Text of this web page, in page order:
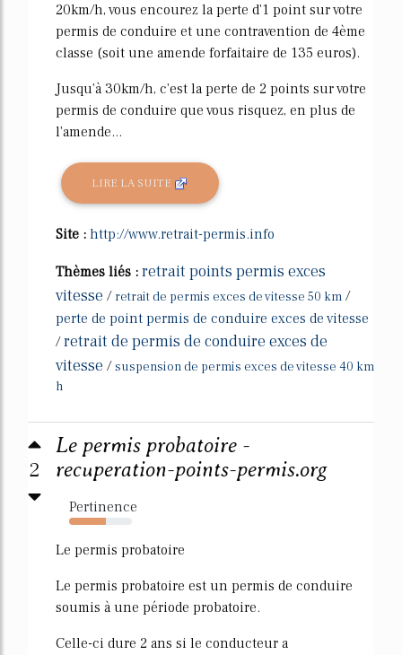
20km/h, vous encourez la perte d'1 point sur votre
permis de conduire et une contravention de 4ème
classe (soit une amende forfaitaire de 135 euros).
Jusqu'à 30km/h, c'est la perte de 2 points sur votre
permis de conduire que vous risquez, en plus de
l'amende...
LIRE LA SUITE
Site : http://www.retrait-permis.info
Thèmes liés : retrait points permis exces
vitesse / retrait de permis exces de vitesse 50 km /
perte de point permis de conduire exces de vitesse
/retrait de permis de conduire exces de
vitesse /suspension de permis exces de vitesse 40 km
h
2
Le permis probatoire -
recuperation-points-permis.org
Pertinence
58%
Le permis probatoire
Le permis probatoire est un permis de conduire
soumis à une période probatoire.
Celle-ci dure 2 ans si le conducteur a